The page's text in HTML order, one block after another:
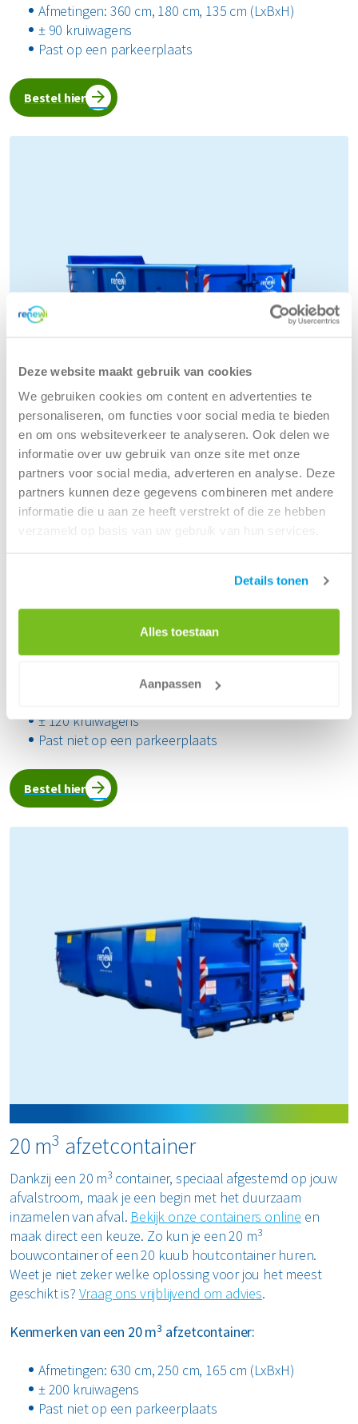
Deze website maakt gebruik van cookies
We gebruiken cookies om content en advertenties te
personaliseren, om functies voor social media te bieden
en om ons websiteverkeer te analyseren. Ook delen we
informatie over uw gebruik van onze site met onze
partners voor social media, adverteren en analyse. Deze
partners kunnen deze gegevens combineren met andere
informatie die u aan ze heeft verstrekt of die ze hebben
verzameld op basis van uw gebruik van hun services.
Details tonen
Alles toestaan
Aanpassen
Afmetingen: 360 cm, 180 cm, 135 cm (LxBxH)
± 90 kruiwagens
Past op een parkeerplaats
Bestel hier
12 m3afzetcontainer
Profiteer ook van de scherpe prijzen van Renewi en de
vele voordelen die onze dienstverlening je biedt. Zoek je
online regelen. Vraag
direct een offerte aan voor bijvoorbeeld een
bouwafvalcontainer of vraag ons eerst om advies.
3
± 120 kruiwagens
Past niet op een parkeerplaats
Bestel hier
20 m3 afzetcontainer
Dankzij een 20 m3container, speciaal afgestemd op jouw
afvalstroom, maak je een begin met het duurzaam
inzamelen van afval. Bekijk onze containers online en
maak direct een keuze. Zo kun je een 20 m3
bouwcontainer of een 20 kuub houtcontainer huren.
Weet je niet zeker welke oplossing voor jou het meest
geschikt is? Vraag ons vrijblijvend om advies.
Kenmerken van een 20 m3 afzetcontainer:
Afmetingen: 630 cm, 250 cm, 165 cm (LxBxH)
± 200 kruiwagens
Past niet op een parkeerplaats